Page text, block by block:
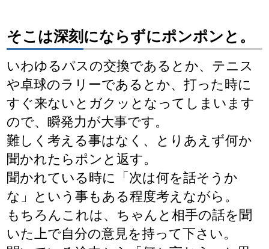
そこは深刻にならずにポンポンと。
いわゆるパスの交換であるとか、テニス
や卓球のラリーであるとか、打った時に
すぐ来ないとガクッとなってしまいます
ので、瞬発力が大事です。
難しく考える事はなく、とりあえず何か
聞かれたらポンと返す。
聞かれている時に「次は何を話そうか
な」という事もある程度考えながら。
もちろんこれは、ちゃんと相手の話を聞
いた上で自分の意見を持って下さい。